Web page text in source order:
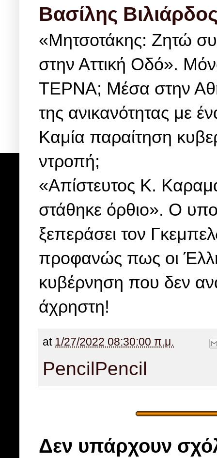
Βασίλης
«Μητσοτάκης: Ζητώ
στην Αττική Οδό».
ΤΕΡΝΑ; Μέσα στην
της ανικανότητας με
Καμία παραίτηση
ντροπή;
«Απίστευτος Κ.
στάθηκε όρθιο». Ο
ξεπεράσει τον
προφανώς πως οι
κυβέρνηση που δεν
άχρηστη!
at 1/27/2022 08:30:00 π.μ.
PencilPencil
Δεν υπάρχουν